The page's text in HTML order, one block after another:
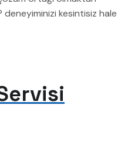
deneyiminizi kesintisiz hale